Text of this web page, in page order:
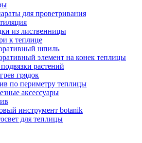
для проветривания
из лиственницы
к теплице
шпиль
элемент на конек теплицы
растений
грядок
по периметру теплицы
аксессуары
инструмент botanik
для теплицы